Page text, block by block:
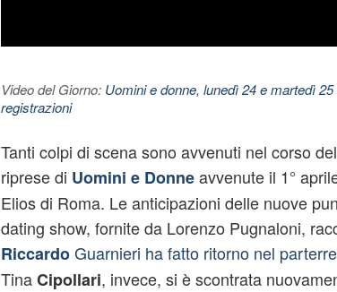
Video del Giorno: Uomini e donne, lunedì 24 e martedì
registrazioni
Tanti colpi di scena sono avvenuti nel corso
riprese di Uomini e Donneavvenute il 1°
Elios di Roma. Le anticipazioni delle nuove
dating show, fornite da Lorenzo Pugnaloni,
RiccardoGuarnieri ha fatto ritorno nel
TinaCipollari, invece, si è scontrata